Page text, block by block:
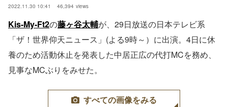
2022.11.30 10:41 46,394 views
Kis-My-Ft2の藤ヶ谷太輔が、29日放送の日本テレビ系
「ザ！世界仰天ニュース」(よる9時～）に出演。4日に休
養のため活動休止を発表した中居正広の代打MCを務め、
見事なMCぶりをみせた。
すべての画像をみる